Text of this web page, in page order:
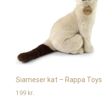
Siameser kat – Rappa Toys
199 kr.